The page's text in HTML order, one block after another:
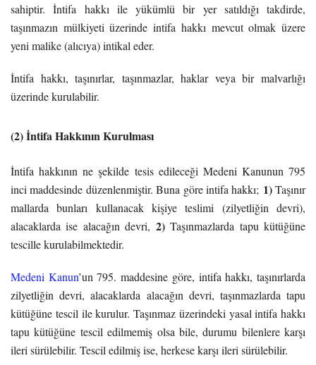
sahiptir. İntifa hakkı ile yükümlü bir yer satıldığı takdirde,
taşınmazın mülkiyeti üzerinde intifa hakkı mevcut olmak üzere
yeni malike (alıcıya) intikal eder.
İntifa hakkı, taşınırlar, taşınmazlar, haklar veya bir malvarlığı
üzerinde kurulabilir.
(2) İntifa Hakkının Kurulması
İntifa hakkının ne şekilde tesis edileceği Medeni Kanunun 795
inci maddesinde düzenlenmiştir. Buna göre intifa hakkı; 1)Taşınır
mallarda bunları kullanacak kişiye teslimi (zilyetliğin devri),
alacaklarda ise alacağın devri,2)Taşınmazlarda tapu kütüğüne
tescille kurulabilmektedir.
Medeni Kanun’un 795. maddesine göre, intifa hakkı, taşınırlarda
zilyetliğin devri, alacaklarda alacağın devri, taşınmazlarda tapu
kütüğüne tescil ile kurulur. Taşınmaz üzerindeki yasal intifa hakkı
tapu kütüğüne tescil edilmemiş olsa bile, durumu bilenlere karşı
ileri sürülebilir. Tescil edilmiş ise, herkese karşı ileri sürülebilir.